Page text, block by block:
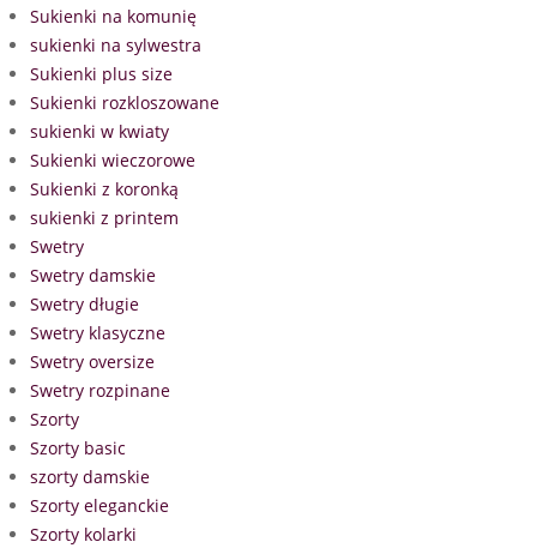
Sukienki na komunię
sukienki na sylwestra
Sukienki plus size
Sukienki rozkloszowane
sukienki w kwiaty
Sukienki wieczorowe
Sukienki z koronką
sukienki z printem
Swetry
Swetry damskie
Swetry długie
Swetry klasyczne
Swetry oversize
Swetry rozpinane
Szorty
Szorty basic
szorty damskie
Szorty eleganckie
Szorty kolarki